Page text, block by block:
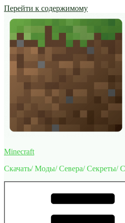
Перейти к содержимому
Minecraft
Скачать/ Моды/ Севера/ Секреты/